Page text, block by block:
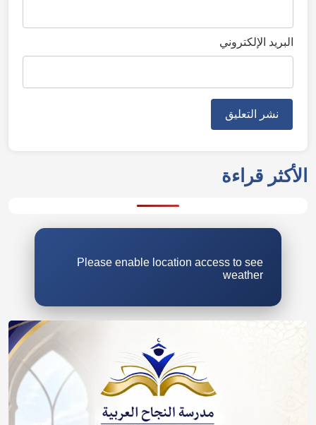
البريد الإلكتروني
الأكثر قراءة
Please enable location access to see
weather